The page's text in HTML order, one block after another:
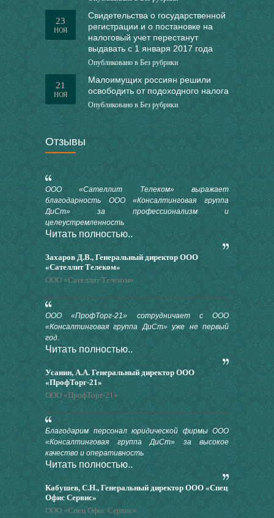
23
НОЯ
Свидетельства о государственной
регистрации и о постановке на
налоговый учет перестанут
выдавать с 1 января 2017 года
Опубликовано вБез рубрики
21
НОЯ
Малоимущих россиян решили
освободить от подоходного налога
Опубликовано в Без рубрики
Отзывы
ООО «Сателлит Телеком» выражает
благодарность ООО «Консалтинговая группа
ДиСт» за профессионализм и
целеустремленность
Читать полностью..
Захаров Д.В., Генеральный директор ООО
«Сателлит Телеком»
ООО «Сателлит Телеком»
ООО «ПрофТорг-21» сотрудничает с ООО
«Консалтинговая группа ДиСт» уже не первый
год.
Читать полностью..
Усанин, А.А. Генеральный директор ООО
«ПрофТорг-21»
ООО «ПрофТорг-21»
Благодарим персонал юридической фирмы ООО
«Консалтинговая группа ДиСт» за высокое
качество и оперативность
Читать полностью..
Кабушев, С.Н., Генеральный директор ООО «Спец
Офис Сервис»
ООО «Спец Офис Сервис»